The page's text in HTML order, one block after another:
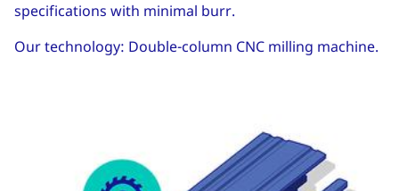
specifications with minimal burr.
Our technology: Double-column CNC milling machine.